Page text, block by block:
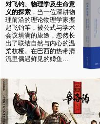
对飞钓、物理学及生命意
义的探索 ，当一位深耕物
理前沿的理论物理学家握
起飞钓竿，被公式与学术
会议填满的旅途，忽然长
出了联结自然与内心的温
柔枝桠。在巴西的热带清
流里偶遇鲜见的鳟鱼...